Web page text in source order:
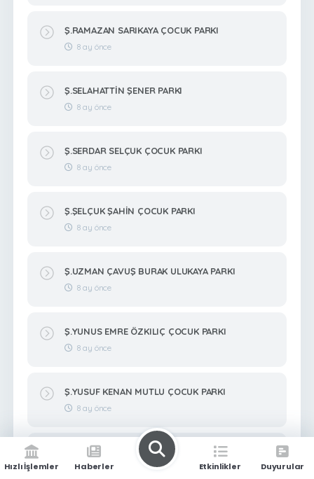
Ş.RAMAZAN SARIKAYA ÇOCUK PARKI
8 ay önce
Ş.SELAHATTİN ŞENER PARKI
8 ay önce
Ş.SERDAR SELÇUK ÇOCUK PARKI
8 ay önce
Ş.ŞELÇUK ŞAHİN ÇOCUK PARKI
8 ay önce
Ş.UZMAN ÇAVUŞ BURAK ULUKAYA PARKI
8 ay önce
Ş.YUNUS EMRE ÖZKILIÇ ÇOCUK PARKI
8 ay önce
Ş.YUSUF KENAN MUTLU ÇOCUK PARKI
8 ay önce
Ş.ZEKERİYA BİTMEZ ÇOCUK PARKI
8 ay önce
Hızlı İşlemler Haberler Etkinlikler Duyurular